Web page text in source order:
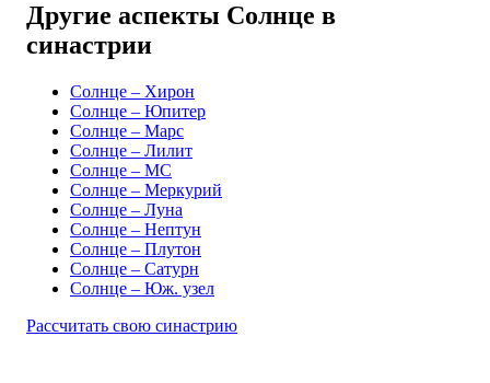
Другие аспекты Солнце в
синастрии
Солнце – Хирон
Солнце – Юпитер
Солнце – Марс
Солнце – Лилит
Солнце – MC
Солнце – Меркурий
Солнце – Луна
Солнце – Нептун
Солнце – Плутон
Солнце – Сатурн
Солнце – Юж. узел
Рассчитать свою синастрию